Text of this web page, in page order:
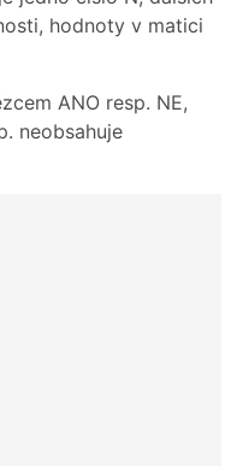
hodnoty v matici
ANO resp. NE,
neobsahuje